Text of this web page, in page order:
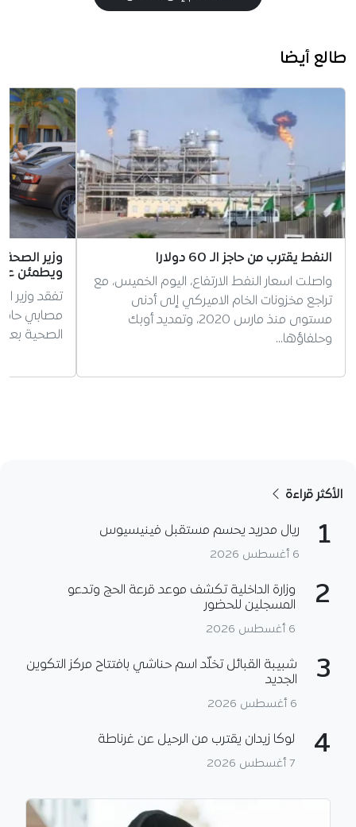
طالع أيضا
النفط يقترب من حاجز الـ 60 دولارا
واصلت اسعار النفط الارتفاع، اليوم الخميس، مع
تراجع مخزونات الخام الاميركي إلى أدنى
مستوى منذ مارس 2020، وتمديد أوبك
وحلفاؤها…
وزير
ويطمئن
تفقد وزير
مصابي
الصحية بعد وفاة 6
الأكثر قراءة
1 ريال مدريد يحسم مستقبل فينيسيوس
6 أغسطس 2026
2
وزارة الداخلية تكشف موعد قرعة الحج وتدعو
المسجلين للحضور
6 أغسطس 2026
3
شبيبة القبائل تخلّد اسم حناشي بافتتاح مركز التكوين
الجديد
6 أغسطس 2026
4 لوكا زيدان يقترب من الرحيل عن غرناطة
7 أغسطس 2026